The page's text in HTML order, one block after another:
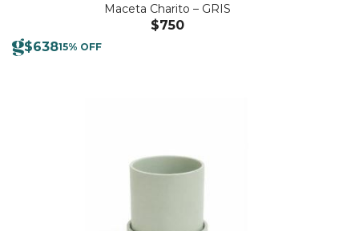
Maceta Charito – GRIS
$750
$63815% OFF